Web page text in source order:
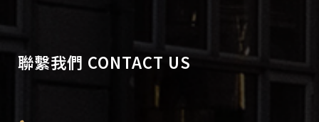
聯繫我們 CONTACT US